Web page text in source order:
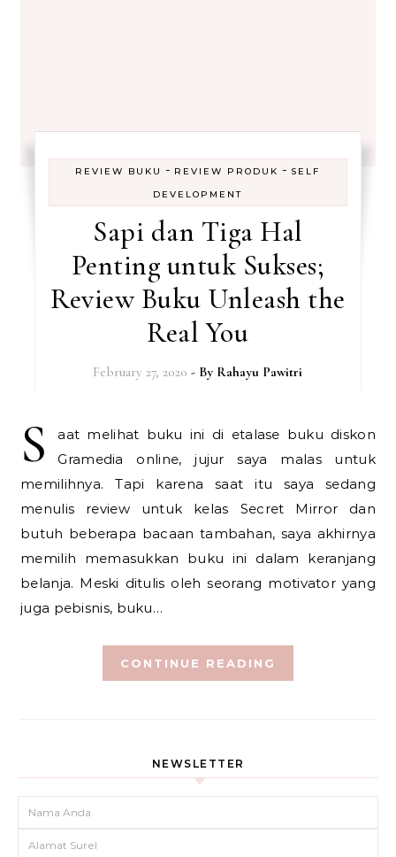
REVIEW BUKU - REVIEW PRODUK - SELF
DEVELOPMENT
Sapi dan Tiga Hal
Penting untuk Sukses;
Review Buku Unleash the
Real You
February 27, 2020 - By Rahayu Pawitri
S
aat melihat buku ini di etalase buku diskon
Gramedia online, jujur saya malas untuk
memilihnya. Tapi karena saat itu saya sedang
menulis review untuk kelas Secret Mirror dan
butuh beberapa bacaan tambahan, saya akhirnya
memilih memasukkan buku ini dalam keranjang
belanja. Meski ditulis oleh seorang motivator yang
juga pebisnis, buku…
CONTINUE READING
NEWSLETTER